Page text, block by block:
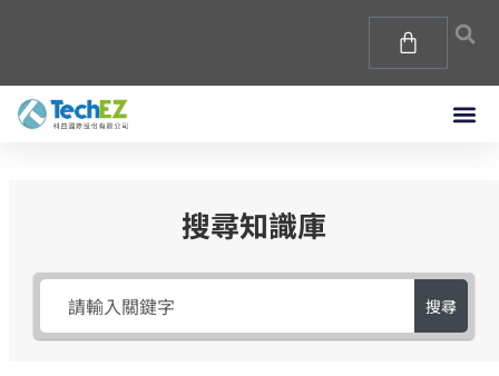
搜尋知識庫
搜尋